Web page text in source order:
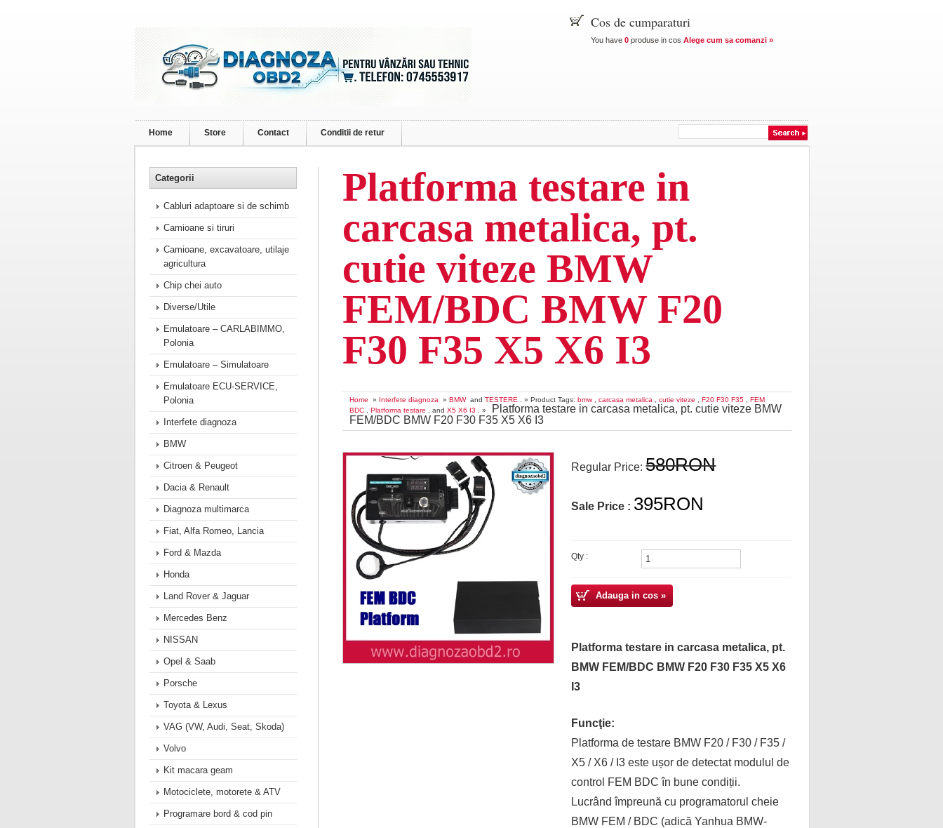
Cos de cumparaturi
You have 0 produse in cos Alege cum sa comanzi »
Home Store Contact Conditii de retur
Platforma testare in
carcasa metalica, pt.
cutie viteze BMW
FEM/BDC BMW F20
F30 F35 X5 X6 I3
Home » Interfete diagnoza » BMW and TESTERE . » Product Tags: bmw carcasa metalica cutie viteze F20 F30 F35
FEM
BDC
Platforma testare , and X5 X6 I3 . »
Platforma testare in carcasa metalica, pt. cutie viteze BMW
FEM/BDC BMW F20 F30 F35 X5 X6 I3
Regular Price:580RON
Sale Price : 395RON
Qty :
Adauga in cos »
Platforma testare in carcasa metalica, pt.
BMW FEM/BDC BMW F20 F30 F35 X5 X6
I3
Funcţie:
Platforma de testare BMW F20 / F30 / F35 /
X5 / X6 / I3 este ușor de detectat modulul de
control FEM BDC în bune condiții.
Lucrând împreună cu programatorul cheie
BMW FEM / BDC (adică Yanhua BMW-
Categorii
Cabluri adaptoare si de schimb
Camioane si tiruri
Camioane, excavatoare, utilaje
agricultura
Chip chei auto
Diverse/Utile
Emulatoare – CARLABIMMO,
Polonia
Emulatoare – Simulatoare
Emulatoare ECU-SERVICE,
Polonia
Interfete diagnoza
BMW
Citroen & Peugeot
Dacia & Renault
Diagnoza multimarca
Fiat, Alfa Romeo, Lancia
Ford & Mazda
Honda
Land Rover & Jaguar
Mercedes Benz
NISSAN
Opel & Saab
Porsche
Toyota & Lexus
VAG (VW, Audi, Seat, Skoda)
Volvo
Kit macara geam
Motociclete, motorete & ATV
Programare bord & cod pin